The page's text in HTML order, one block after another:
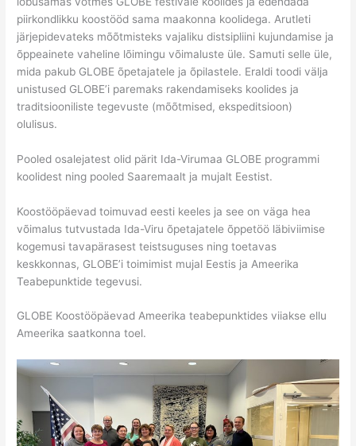
piirkondlikku koostööd sama maakonna koolidega. Arutleti
järjepidevateks mõõtmisteks vajaliku distsipliini kujundamise ja
õppeainete vaheline lõimingu võimaluste üle. Samuti selle üle,
mida pakub GLOBE õpetajatele ja õpilastele. Eraldi toodi välja
unistused GLOBE’i paremaks rakendamiseks koolides ja
traditsiooniliste tegevuste (mõõtmised, ekspeditsioon)
olulisus.
Pooled osalejatest olid pärit Ida-Virumaa GLOBE programmi
koolidest ning pooled Saaremaalt ja mujalt Eestist.
Koostööpäevad toimuvad eesti keeles ja see on väga hea
võimalus tutvustada Ida-Viru õpetajatele õppetöö läbiviimise
kogemusi tavapärasest teistsuguses ning toetavas
keskkonnas, GLOBE’i toimimist mujal Eestis ja Ameerika
Teabepunktide tegevusi.
GLOBE Koostööpäevad Ameerika teabepunktides viiakse ellu
Ameerika saatkonna toel.